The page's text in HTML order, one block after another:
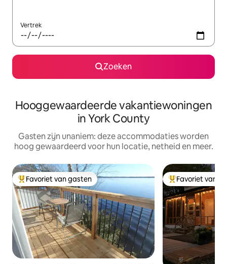
Vertrek
Zoeken
Hooggewaardeerde vakantiewoningen
in York County
Gasten zijn unaniem: deze accommodaties worden
hoog gewaardeerd voor hun locatie, netheid en meer.
Topfavoriet van gasten
Favoriet van gasten Topfavoriet van
Favoriet van